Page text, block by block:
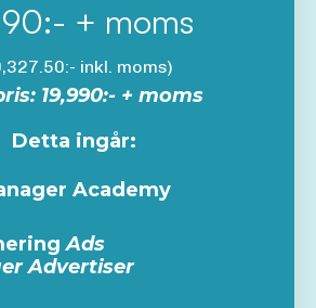
+ moms
inkl. moms)
19,990:- + moms
Detta ingår:
Academy
Ads
Advertiser